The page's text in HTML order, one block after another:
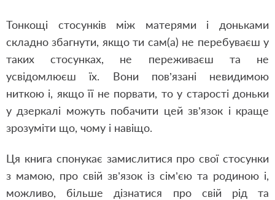
Тонкощі стосунків між матерями і доньками
складно збагнути, якщо ти сам(а) не перебуваєш у
таких стосунках, не переживаєш та не
усвідомлюєш їх. Вони пов’язані невидимою
ниткою і, якщо її не порвати, то у старості доньки
у дзеркалі можуть побачити цей зв’язок і краще
зрозуміти що, чому і навіщо.
Ця книга спонукає замислитися про свої стосунки
з мамою, про свій зв’язок із сім’єю та родиною і,
можливо, більше дізнатися про свій рід та